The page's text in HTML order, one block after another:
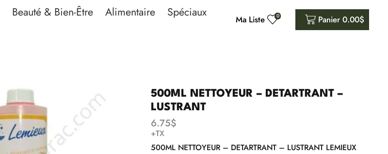
Beauté & Bien-Être Alimentaire
Spéciaux
Ma Liste 0 Panier 0.00$
500ML NETTOYEUR – DETARTRANT –
LUSTRANT
6.75$
+TX
500ML NETTOYEUR – DETARTRANT – LUSTRANT LEMIEUX